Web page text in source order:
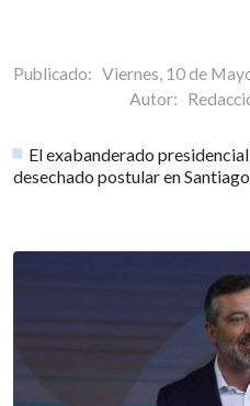
Publicado: Viernes, 10 de
Autor:
El exabanderado
desechado postular en Santiago.